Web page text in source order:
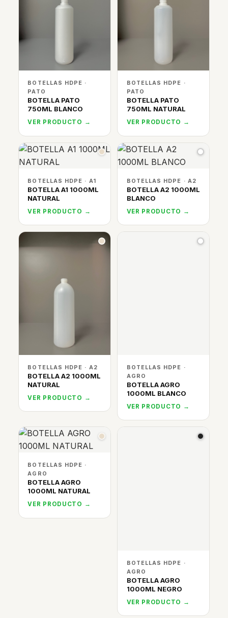
BOTELLAS HDPE ·
PATO
BOTELLA PATO
750ML BLANCO
VER PRODUCTO →
BOTELLAS HDPE ·
PATO
BOTELLA PATO
750ML NATURAL
VER PRODUCTO →
BOTELLAS HDPE · A1
BOTELLA A1 1000ML
NATURAL
VER PRODUCTO →
BOTELLAS HDPE · A2
BOTELLA A2 1000ML
BLANCO
VER PRODUCTO →
BOTELLAS HDPE · A2
BOTELLA A2 1000ML
NATURAL
VER PRODUCTO →
BOTELLAS HDPE ·
AGRO
BOTELLA AGRO
1000ML BLANCO
VER PRODUCTO →
BOTELLAS HDPE ·
AGRO
BOTELLA AGRO
1000ML NATURAL
VER PRODUCTO →
BOTELLAS HDPE ·
AGRO
BOTELLA AGRO
1000ML NEGRO
VER PRODUCTO →